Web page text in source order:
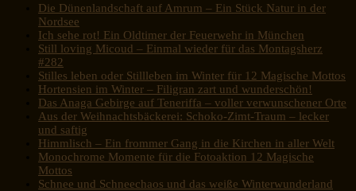
Die Dünenlandschaft auf Amrum – Ein Stück Natur in der
Nordsee
Ich sehe rot! Ein Oldtimer der Feuerwehr in München
Still loving Micoud – Einmal wieder für das Montagsherz
#282
Stilles leben oder Stillleben im Winter für 12 Magische Mottos
Hortensien im Winter – Filigran zart und wunderschön!
Das Anaga Gebirge auf Teneriffa – voller verwunschener Orte
Aus der Weihnachtsbäckerei: Schoko-Zimt-Traum – lecker
und saftig
Himmlisch – Ein frommer Gang in die Kirchen in aller Welt
Monochrome Momente für die Fotoaktion 12 Magische
Mottos
Schnee und Schneechaos und das weiße Winterwunderland